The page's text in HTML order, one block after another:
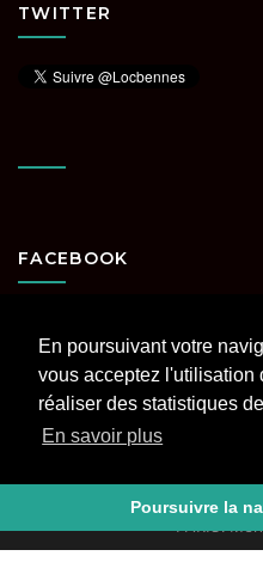
En poursuivant votre
vous acceptez l'utilisation
réaliser des statistiques
En savoir plus
Poursuivre la
TWITTER
FACEBOOK
Loc Bennes Paris et
location de benne. RCS
PARIS.